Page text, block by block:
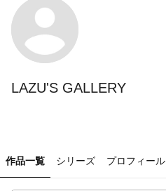
LAZU'S GALLERY
作品一覧 シリーズ プロフィール